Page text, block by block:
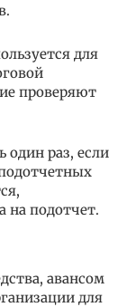
для
проверяют
один раз, если
на подотчет.
авансом
для